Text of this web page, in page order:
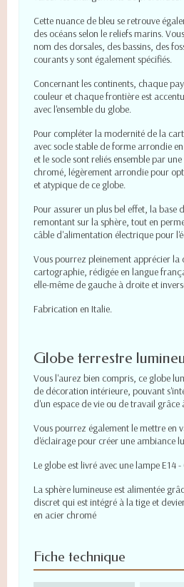
Cette nuance de bleu se retrouve
des océans selon le reliefs marins.
nom des dorsales, des bassins, des
courants y sont également spécifiés.
Concernant les continents, chaque
couleur et chaque frontière est
avec l'ensemble du globe.
Pour compléter la modernité de la
avec socle stable de forme arrondie
et le socle sont reliés ensemble par
chromé, légèrement arrondie pour
et atypique de ce globe.
Pour assurer un plus bel effet, la base
remontant sur la sphère, tout en
câble d'alimentation électrique pour
Vous pourrez pleinement apprécier la
cartographie, rédigée en langue
elle-même de gauche à droite et
Fabrication en Italie.
Globe terrestre
Vous l'aurez bien compris, ce globe
de décoration intérieure, pouvant
d'un espace de vie ou de travail grâce
Vous pourrez également le mettre en
d'éclairage pour créer une ambiance
Le globe est livré avec une lampe E14
La sphère lumineuse est alimentée
discret qui est intégré à la tige et
en acier chromé
Fiche technique